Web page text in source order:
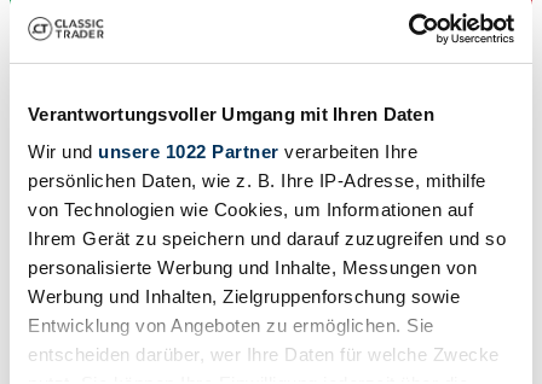
Verantwortungsvoller Umgang mit Ihren Daten
Wir und unsere 1022 Partner verarbeiten Ihre
persönlichen Daten, wie z. B. Ihre IP-Adresse, mithilfe
von Technologien wie Cookies, um Informationen auf
Ihrem Gerät zu speichern und darauf zuzugreifen und so
personalisierte Werbung und Inhalte, Messungen von
Werbung und Inhalten, Zielgruppenforschung sowie
Entwicklung von Angeboten zu ermöglichen. Sie
entscheiden darüber, wer Ihre Daten für welche Zwecke